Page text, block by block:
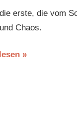
erste, die vom
Chaos.